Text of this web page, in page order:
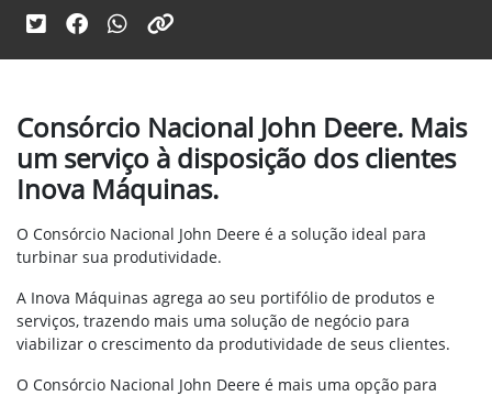
Consórcio Nacional John Deere. Mais
um serviço à disposição dos clientes
Inova Máquinas.
O Consórcio Nacional John Deere é a solução ideal para
turbinar sua produtividade.
A Inova Máquinas agrega ao seu portifólio de produtos e
serviços, trazendo mais uma solução de negócio para
viabilizar o crescimento da produtividade de seus clientes.
O Consórcio Nacional John Deere é mais uma opção para